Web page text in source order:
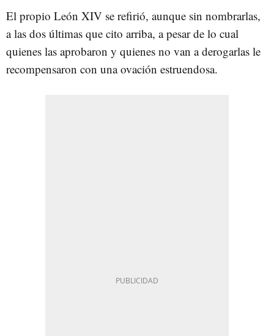
El propio León XIV se refirió, aunque sin nombrarlas,
a las dos últimas que cito arriba, a pesar de lo cual
quienes las aprobaron y quienes no van a derogarlas le
recompensaron con una ovación estruendosa.